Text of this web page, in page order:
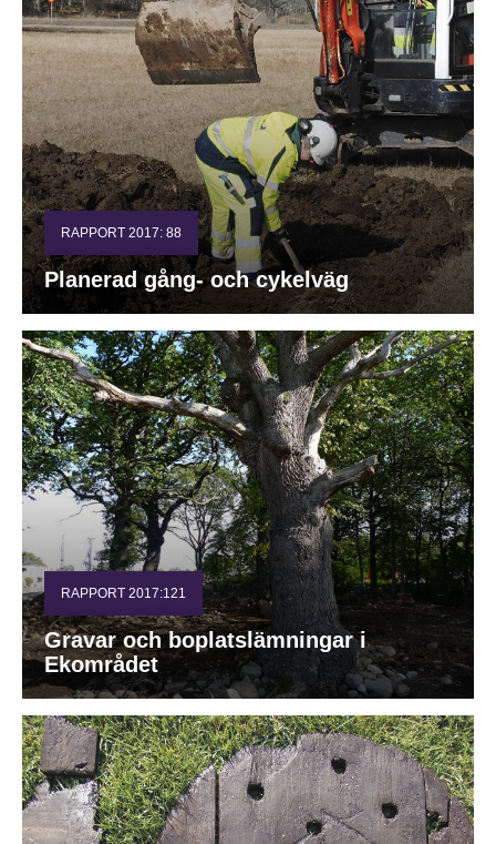
RAPPORT 2017: 88
Planerad gång- och cykelväg
RAPPORT 2017:121
Gravar och boplatslämningar i
Ekområdet